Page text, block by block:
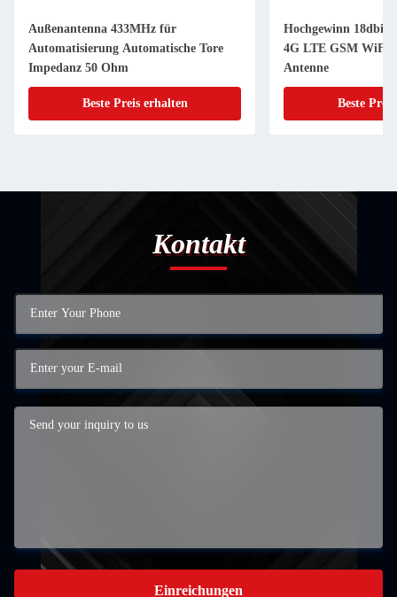
Außenantenna 433MHz für
Automatisierung Automatische Tore
Impedanz 50 Ohm
Beste Preis erhalten
Hochgewinn 18dbi
4G LTE GSM WiFi
Antenne
Beste
Kontakt
Einreichungen